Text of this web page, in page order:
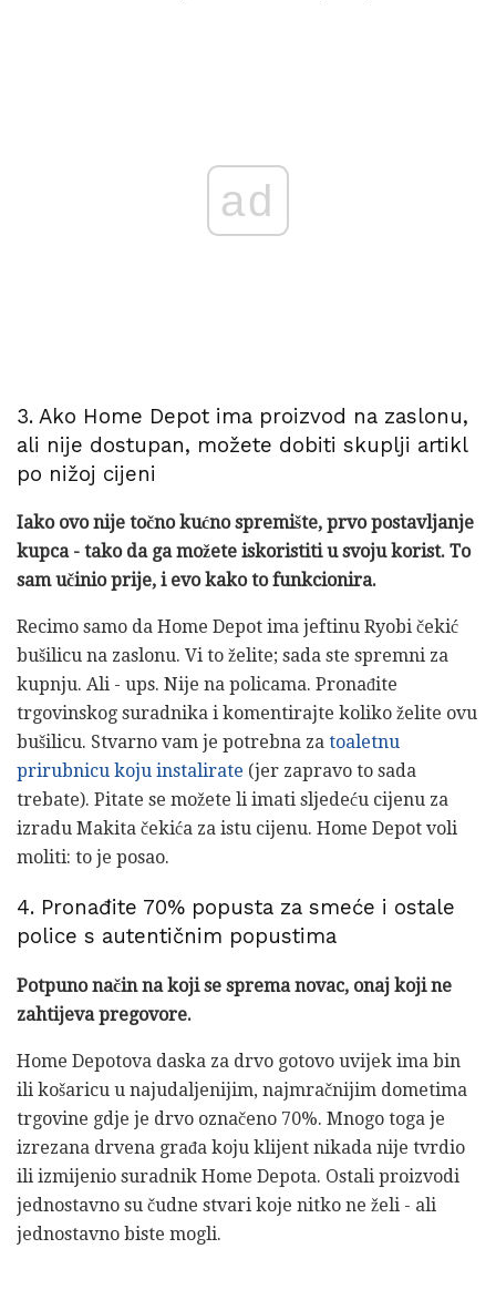
ad
3. Ako Home Depot ima proizvod na zaslonu,
ali nije dostupan, možete dobiti skuplji artikl
po nižoj cijeni
Iako ovo nije točno kućno spremište, prvo postavljanje
kupca - tako da ga možete iskoristiti u svoju korist. To
sam učinio prije, i evo kako to funkcionira.
Recimo samo da Home Depot ima jeftinu Ryobi čekić
bušilicu na zaslonu. Vi to želite; sada ste spremni za
kupnju. Ali - ups. Nije na policama. Pronađite
trgovinskog suradnika i komentirajte koliko želite ovu
bušilicu. Stvarno vam je potrebna za toaletnu
prirubnicu koju instalirate (jer zapravo to sada
trebate). Pitate se možete li imati sljedeću cijenu za
izradu Makita čekića za istu cijenu. Home Depot voli
moliti: to je posao.
4. Pronađite 70% popusta za smeće i ostale
police s autentičnim popustima
Potpuno način na koji se sprema novac, onaj koji ne
zahtijeva pregovore.
Home Depotova daska za drvo gotovo uvijek ima bin
ili košaricu u najudaljenijim, najmračnijim dometima
trgovine gdje je drvo označeno 70%. Mnogo toga je
izrezana drvena građa koju klijent nikada nije tvrdio
ili izmijenio suradnik Home Depota. Ostali proizvodi
jednostavno su čudne stvari koje nitko ne želi - ali
jednostavno biste mogli.